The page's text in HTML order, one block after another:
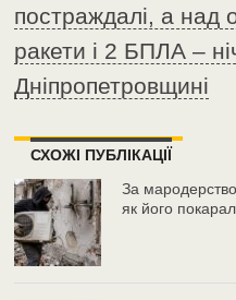
постраждалі, а над
ракети і 2 БПЛА –
Дніпропетровщині
СХОЖІ ПУБЛІКАЦІЇ
За мародерство
як його